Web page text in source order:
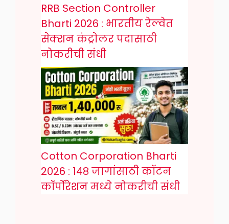
RRB Section Controller
Bharti 2026 : भारतीय रेल्वेत
सेक्शन कंट्रोलर पदासाठी
नोकरीची संधी
Cotton Corporation Bharti
2026 : १४८ जागांसाठी कॉटन
कॉर्पोरेशन मध्ये नोकरीची संधी